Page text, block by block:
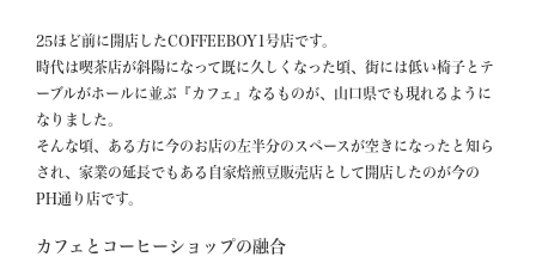
25ほど前に開店したCOFFEEBOY1号店です。
時代は喫茶店が斜陽になって既に久しくなった頃、街には低い椅子とテ
ーブルがホールに並ぶ『カフェ』なるものが、山口県でも現れるように
なりました。
そんな頃、ある方に今のお店の左半分のスペースが空きになったと知ら
され、家業の延長でもある自家焙煎豆販売店として開店したのが今の
PH通り店です。
カフェとコーヒーショップの融合